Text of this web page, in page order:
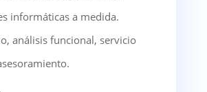
informáticas a medida.
análisis funcional, servicio